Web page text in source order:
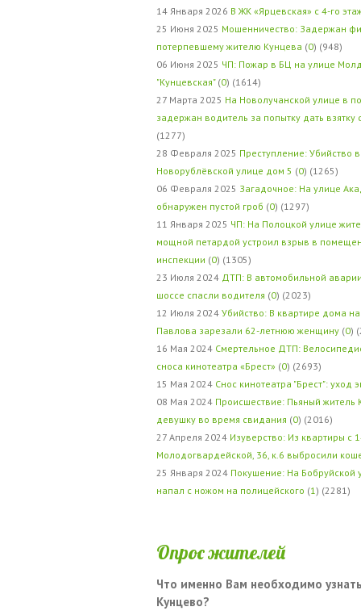
14 Января 2026 В ЖК «Ярцевская» с 4-го
25 Июня 2025 Мошенничество: Задержан
потерпевшему жителю Кунцева (0) (948)
06 Июня 2025 ЧП: Пожар в БЦ на улице
"Кунцевская" (0) (1614)
27 Марта 2025 На Новолучанской улице в
задержан водитель за попытку дать
(1277)
28 Февраля 2025 Преступление: Убийство
Новорублёвской улице дом 5 (0) (1265)
06 Февраля 2025 Загадочное: На улице
обнаружен пустой гроб (0) (1297)
11 Января 2025 ЧП: На Полоцкой улице
мощной петардой устроил взрыв в
инспекции (0) (1305)
23 Июля 2024 ДТП: В автомобильной
шоссе спасли водителя (0) (2023)
12 Июля 2024 Убийство: В квартире дома
Павлова зарезали 62-летнюю женщину (0)
16 Мая 2024 Смертельное ДТП:
сноса кинотеатра «Брест» (0) (2693)
15 Мая 2024 Снос кинотеатра "Брест": уход
08 Мая 2024 Происшествие: Пьяный житель
девушку во время свидания (0) (2016)
27 Апреля 2024 Изуверство: Из квартиры с
Молодогвардейской, 36, к.6 выбросили
25 Января 2024 Покушение: На Бобруйской
напал с ножом на полицейского (1 ) (2281)
Опрос жителей
Что именно Вам необходимо
Кунцево?